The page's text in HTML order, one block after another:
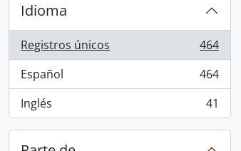
Idioma
Registros únicos
, 464 resultados
464
Español
, 464 resultados
464
Inglés
, 41 resultados 41